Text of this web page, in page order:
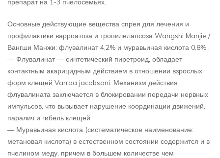
препарат на 1-3 пчелосемьях.
Основные действующие вещества спрея для лечения и
профилактики варроатоза и тропилелапсоза Wangshi Manjie /
Вангши Манжи: флувалинат 4,2% и муравьиная кислота 0,8% .
— Флувалинат — синтетический пиретроид, обладает
контактным акарицидным действием в отношении взрослых
форм клещей Varroa jacobsoni. Механизм действия
флувалината заключается в блокировании передачи нервных
импульсов, что вызывает нарушение координации движений,
паралич и гибель клещей.
— Муравьиная кислота (систематическое наименование:
метановая кислота) в естественном состоянии содержится и в
пчелином меду, причем в большем количестве чем